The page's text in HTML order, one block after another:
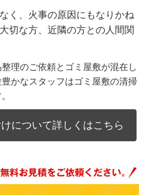
く、火事の原因にもなりかね
切な方、近隣の方との人間関
理のご依頼とゴミ屋敷が混在し
かなスタッフはゴミ屋敷の清掃
について詳しくはこちら